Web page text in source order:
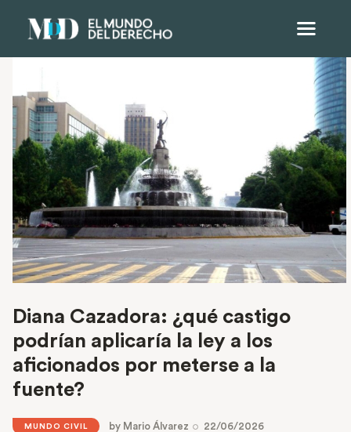
Diana Cazadora: ¿qué castigo
podrían aplicaría la ley a los
aficionados por meterse a la
fuente?
MUNDO CIVIL by Mario Álvarez 22/06/2026